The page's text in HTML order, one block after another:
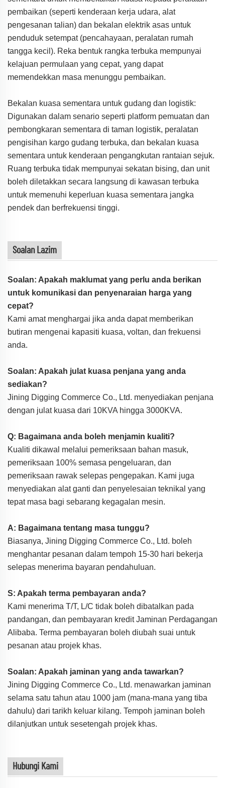
pembaikan (seperti kenderaan kerja udara, alat
pengesanan talian) dan bekalan elektrik asas untuk
penduduk setempat (pencahayaan, peralatan rumah
tangga kecil). Reka bentuk rangka terbuka mempunyai
kelajuan permulaan yang cepat, yang dapat
memendekkan masa menunggu pembaikan.
Bekalan kuasa sementara untuk gudang dan logistik:
Digunakan dalam senario seperti platform pemuatan dan
pembongkaran sementara di taman logistik, peralatan
pengisihan kargo gudang terbuka, dan bekalan kuasa
sementara untuk kenderaan pengangkutan rantaian sejuk.
Ruang terbuka tidak mempunyai sekatan bising, dan unit
boleh diletakkan secara langsung di kawasan terbuka
untuk memenuhi keperluan kuasa sementara jangka
pendek dan berfrekuensi tinggi.
Soalan Lazim
Soalan: Apakah maklumat yang perlu anda berikan
untuk komunikasi dan penyenaraian harga yang
cepat?
Kami amat menghargai jika anda dapat memberikan
butiran mengenai kapasiti kuasa, voltan, dan frekuensi
anda.
Soalan: Apakah julat kuasa penjana yang anda
sediakan?
Jining Digging Commerce Co., Ltd. menyediakan penjana
dengan julat kuasa dari 10KVA hingga 3000KVA.
Q: Bagaimana anda boleh menjamin kualiti?
Kualiti dikawal melalui pemeriksaan bahan masuk,
pemeriksaan 100% semasa pengeluaran, dan
pemeriksaan rawak selepas pengepakan. Kami juga
menyediakan alat ganti dan penyelesaian teknikal yang
tepat masa bagi sebarang kegagalan mesin.
A: Bagaimana tentang masa tunggu?
Biasanya, Jining Digging Commerce Co., Ltd. boleh
menghantar pesanan dalam tempoh 15-30 hari bekerja
selepas menerima bayaran pendahuluan.
S: Apakah terma pembayaran anda?
Kami menerima T/T, L/C tidak boleh dibatalkan pada
pandangan, dan pembayaran kredit Jaminan Perdagangan
Alibaba. Terma pembayaran boleh diubah suai untuk
pesanan atau projek khas.
Soalan: Apakah jaminan yang anda tawarkan?
Jining Digging Commerce Co., Ltd. menawarkan jaminan
selama satu tahun atau 1000 jam (mana-mana yang tiba
dahulu) dari tarikh keluar kilang. Tempoh jaminan boleh
dilanjutkan untuk sesetengah projek khas.
Hubungi Kami